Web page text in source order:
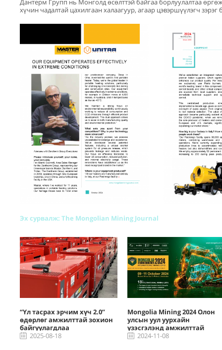
Дантерм Групп нь Монголд өсөлттэй байгаа борлуулалтаа
хүчин чадалтай цахилгаан халаагуур, агаар цэвэршүүлэгч зэрэг
Эх сурвалж: The Mongolian Mining Journal
“Үл тасрах эрчим хүч 2.0”
өдөрлөг амжилттай зохион
байгуулагдлаа
2025-08-18
Mongolia Mining 2024 Олон
улсын уул уурхайн
үзэсгэлэнд амжилттай
оролцлоо
2024-11-08